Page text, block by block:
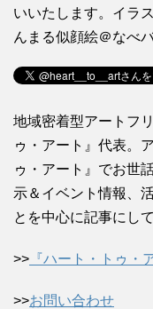
いいたします。イラ
んまる似顔絵＠なべ
地域密着型アートフ
ゥ・アート』代表。
ゥ・アート』でお世
示＆イベント情報、
とを中心に記事にし
>> 『ハート・トゥ・
>>お問い合わせ